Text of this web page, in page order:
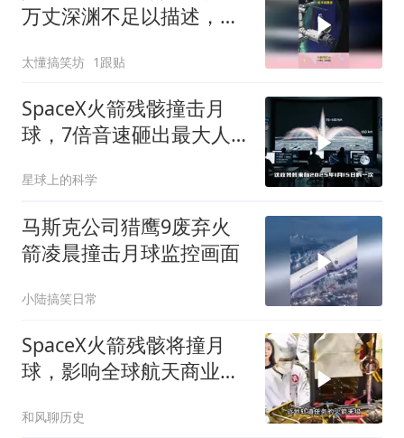
万丈深渊不足以描述，一
太懂搞笑坊 1跟贴
SpaceX火箭残骸撞击月
球，7倍音速砸出最大人
星球上的科学
马斯克公司猎鹰9废弃火
箭凌晨撞击月球监控画面
小陆搞笑日常
SpaceX火箭残骸将撞月
球，影响全球航天商业格
和风聊历史